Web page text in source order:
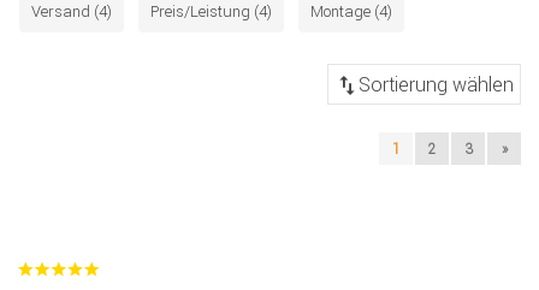
Versand (4) Preis/Leistung (4) Montage (4)
1 2 3 »